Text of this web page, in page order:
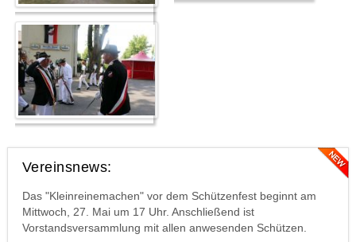
Vereinsnews:
Das "Kleinreinemachen" vor dem Schützenfest beginnt am
Mittwoch, 27. Mai um 17 Uhr. Anschließend ist
Vorstandsversammlung mit allen anwesenden Schützen.